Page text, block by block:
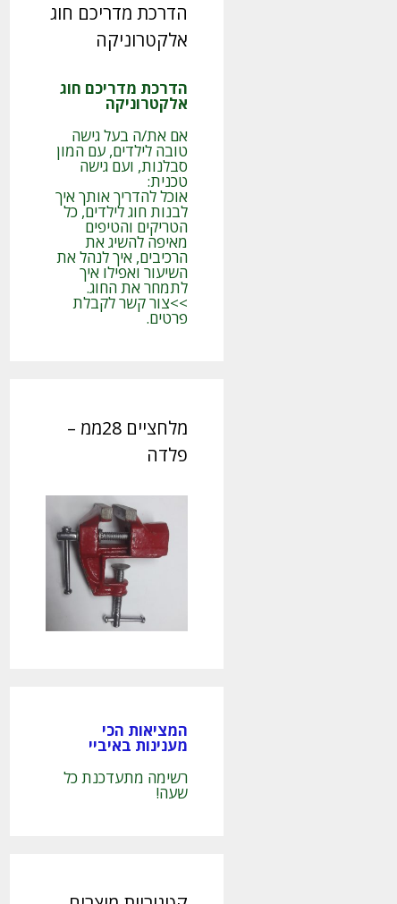
הדרכת מדריכם חוג
אלקטרוניקה
הדרכת מדריכם חוג
אלקטרוניקה
אם את/ה בעל גישה
טובה לילדים, עם המון
סבלנות, ועם גישה
טכנית:
אוכל להדריך אותך איך
לבנות חוג לילדים, כל
הטריקים והטיפים
מאיפה להשיג את
הרכיבים, איך לנהל את
השיעור ואפילו איך
לתמחר את החוג.
>>צור קשר לקבלת
פרטים.
מלחציים 28ממ –
פלדה
המציאות הכי
מענינות באיביי
רשימה מתעדכנת כל
שעה!